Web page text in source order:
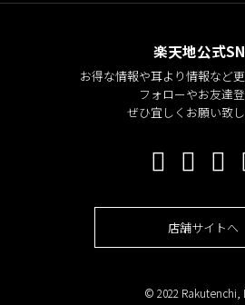
楽天地公式
お得な情報や耳より情報など更
フォローやお友達
ぜひ宜しくお願い致し
店舗サイトへ
© 2022 Rakutenchi,